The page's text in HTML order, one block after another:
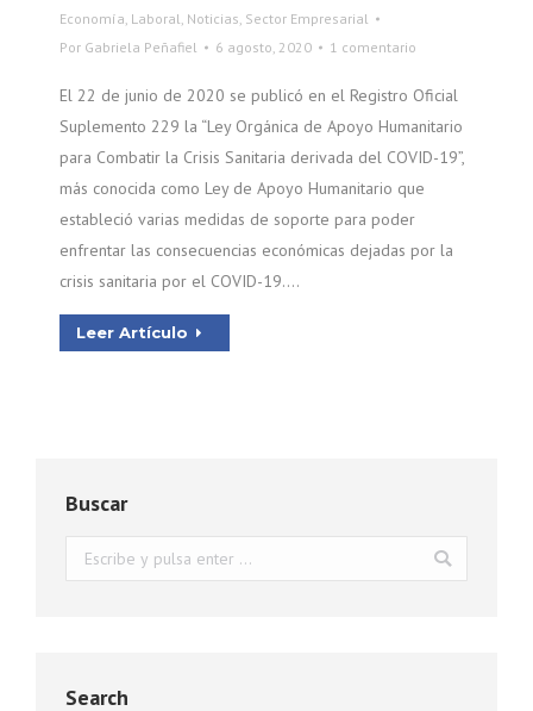
Economía, Laboral, Noticias, Sector Empresarial
Por Gabriela Peñafiel 6 agosto, 2020 1 comentario
El 22 de junio de 2020 se publicó en el Registro Oficial
Suplemento 229 la “Ley Orgánica de Apoyo Humanitario
para Combatir la Crisis Sanitaria derivada del COVID-19”,
más conocida como Ley de Apoyo Humanitario que
estableció varias medidas de soporte para poder
enfrentar las consecuencias económicas dejadas por la
crisis sanitaria por el COVID-19.…
Leer Artículo
Buscar
Buscar:
Search